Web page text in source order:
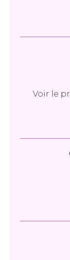
Voir le